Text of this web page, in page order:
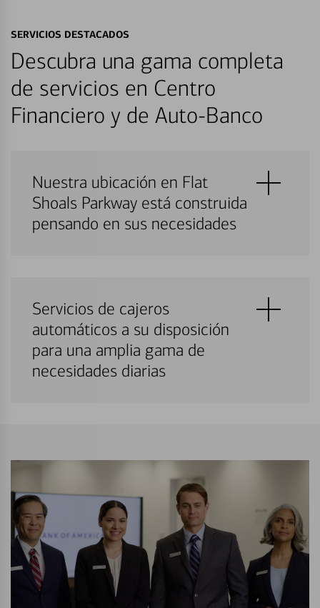
SERVICIOS DESTACADOS
Descubra una gama completa
de servicios en Centro
Financiero y de Auto-Banco
Nuestra ubicación en Flat
Shoals Parkway está construida
pensando en sus necesidades
Servicios de cajeros
automáticos a su disposición
para una amplia gama de
necesidades diarias